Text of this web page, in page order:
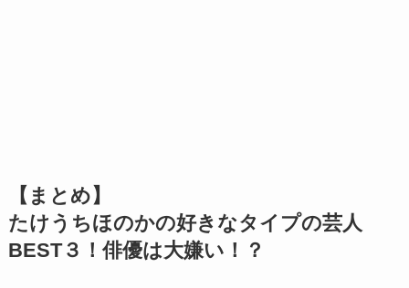
【まとめ】
たけうちほのかの好きなタイプの芸人
BEST３！俳優は大嫌い！？